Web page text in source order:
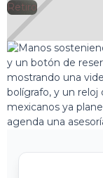
Retiro